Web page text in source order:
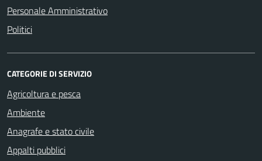
Personale Amministrativo
Politici
CATEGORIE DI SERVIZIO
Agricoltura e pesca
Ambiente
Anagrafe e stato civile
Appalti pubblici